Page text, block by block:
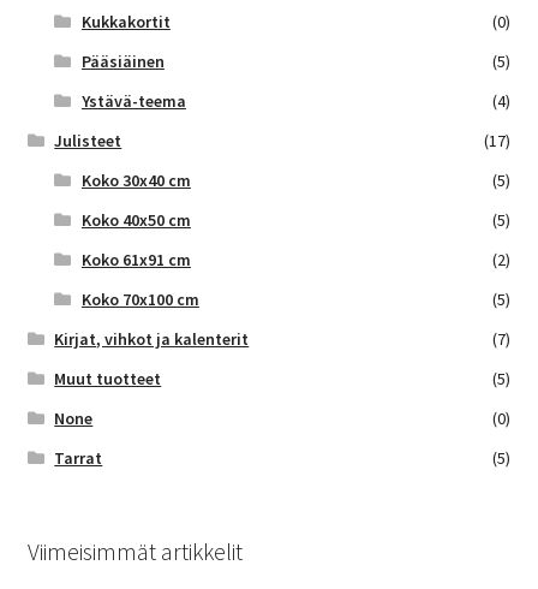
Kukkakortit
(0)
Pääsiäinen
(5)
Ystävä-teema
(4)
Julisteet
(17)
Koko 30x40 cm
(5)
Koko 40x50 cm
(5)
Koko 61x91 cm
(2)
Koko 70x100 cm
(5)
Kirjat, vihkot ja kalenterit
(7)
Muut tuotteet
(5)
None
(0)
Tarrat
(5)
Viimeisimmät artikkelit